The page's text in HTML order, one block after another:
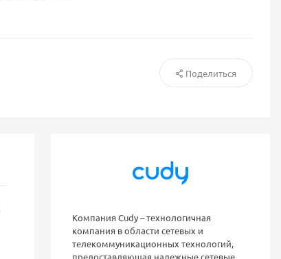
Поделиться
Компания Cudy – технологичная
компания в области сетевых и
телекоммуникационных технологий,
предоставляющая надежные сетевые